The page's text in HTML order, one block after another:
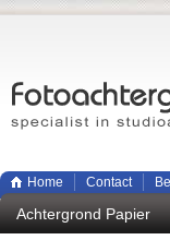
Home Contact
Achtergrond Papier